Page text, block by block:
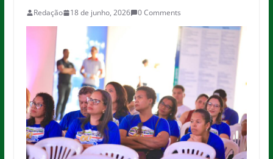
Redação 18 de junho, 2026 0 Comments